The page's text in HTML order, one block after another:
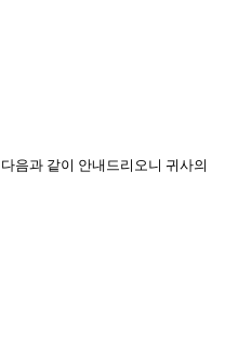
음과 같이 안내드리오니 귀사의